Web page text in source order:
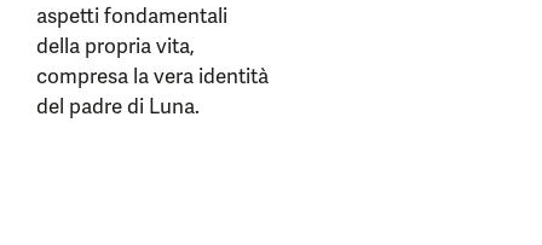
aspetti fondamentali
della propria vita,
compresa la vera identità
del padre di Luna.